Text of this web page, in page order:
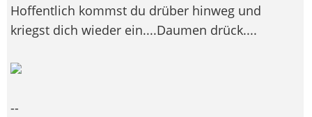
Hoffentlich kommst du drüber hinweg und
kriegst dich wieder ein....Daumen drück....
--